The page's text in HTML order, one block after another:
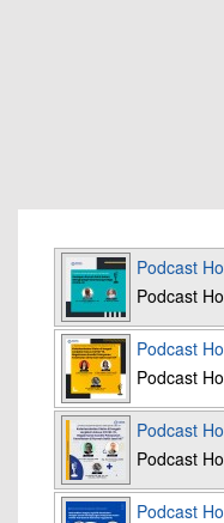
Podcast
Podcast
Podcast
Podcast
Podcast
Podcast
Podcast